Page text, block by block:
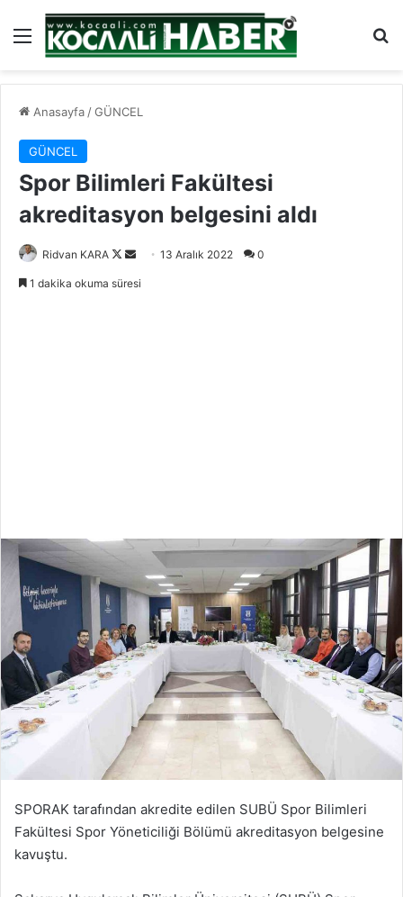
Menü
Anasayfa /GÜNCEL
GÜNCEL
Spor Bilimleri Fakültesi
akreditasyon belgesini aldı
Ridvan KARA
Follow
Bir
13 Aralık 2022 0
1 dakika okuma süresi
SPORAK tarafından akredite edilen SUBÜ Spor Bilimleri
Fakültesi Spor Yöneticiliği Bölümü akreditasyon belgesine
kavuştu.